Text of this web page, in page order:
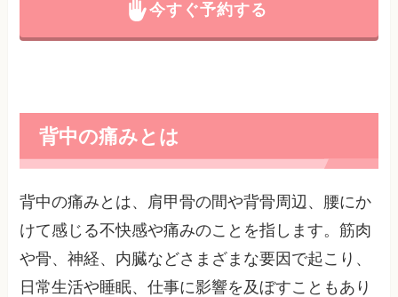
今すぐ予約する
背中の痛みとは
背中の痛みとは、肩甲骨の間や背骨周辺、腰にか
けて感じる不快感や痛みのことを指します。筋肉
や骨、神経、内臓などさまざまな要因で起こり、
日常生活や睡眠、仕事に影響を及ぼすこともあり